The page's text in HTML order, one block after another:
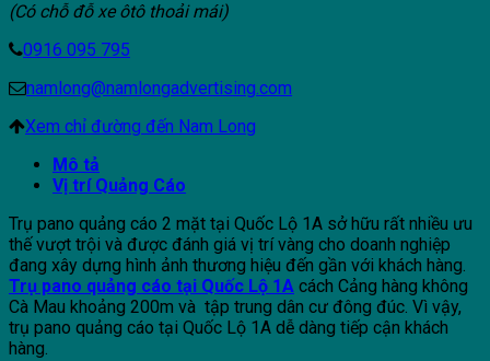
(Có chỗ đỗ xe ôtô thoải mái)
0916 095 795
namlong@namlongadvertising.com
Xem chỉ đường đến Nam Long
Mô tả
Vị trí Quảng Cáo
Trụ pano quảng cáo 2 mặt tại Quốc Lộ 1A sở hữu rất nhiều ưu
thế vượt trội và được đánh giá vị trí vàng cho doanh nghiệp
đang xây dựng hình ảnh thương hiệu đến gần với khách hàng.
Trụ pano quảng cáo tại Quốc Lộ 1A cách Cảng hàng không
Cà Mau khoảng 200m và tập trung dân cư đông đúc. Vì vậy,
trụ pano quảng cáo tại Quốc Lộ 1A dễ dàng tiếp cận khách
hàng.